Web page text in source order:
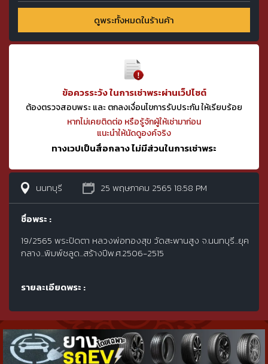
ดูพระทั้งหมดในร้านค้า
ข้อควรระวัง ในการเช่าพระผ่านเว็ปไซต์
ต้องตรวจสอบพระ และ ตกลงเงื่อนไขการรับประกัน ให้เรียบร้อย
หากไม่เคยติดต่อ หรือรู้จักผู้ให้เช่ามาก่อน
แนะนำให้นัดดูองค์จริง
ทางเวปเป็นสื่อกลาง ไม่มีส่วนในการเช่าพระ
นนทบุรี 25 พฤษภาคม 2565 18:58 PM
ชื่อพระ :
19/2565 พระปิดตา หลวงพ่อทองสุข วัดสะพานสูง จ.นนทบุรี...ยุค
กลาง...พิมพ์ชลูด...สร้างปีพ.ศ.2506-2515
รายละเอียดพระ :